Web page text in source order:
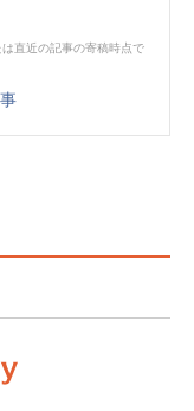
直近の記事の寄稿時点で